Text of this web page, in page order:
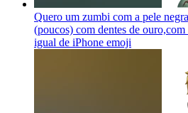
Quero um zumbi com a pele
(poucos) com dentes de
igual de iPhone emoji